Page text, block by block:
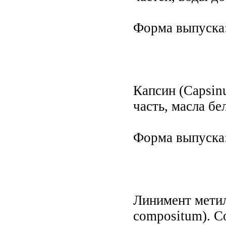
Форма
Капсин
часть, масла
Форма
Линимент
compositum).